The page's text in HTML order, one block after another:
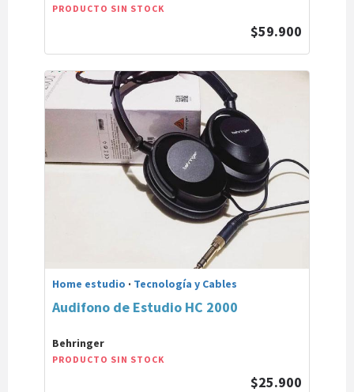
PRODUCTO SIN STOCK
$59.900
Home estudio · Tecnología y Cables
Audifono de Estudio HC 2000
Behringer
PRODUCTO SIN STOCK
$25.900